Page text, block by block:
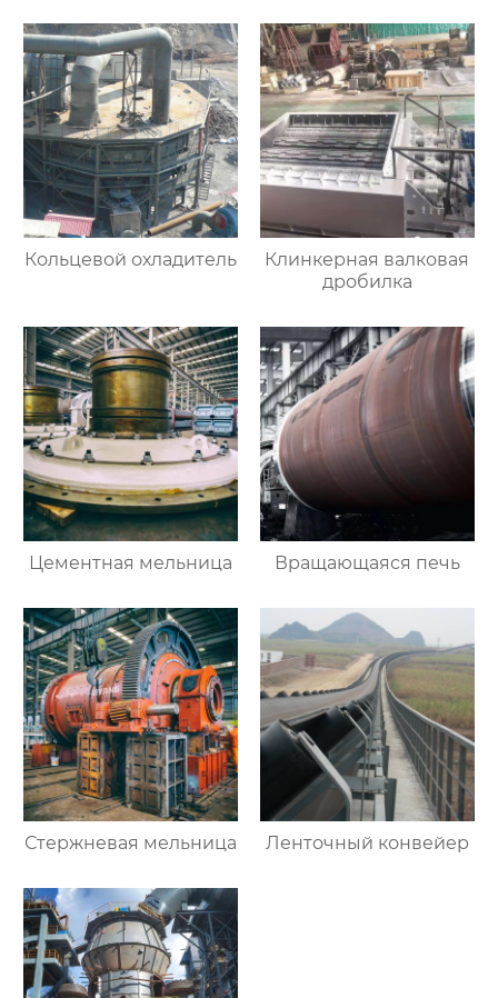
Кольцевой охладитель
Клинкерная валковая
дробилка
Цементная мельница Вращающаяся печь
Стержневая мельница Ленточный конвейер